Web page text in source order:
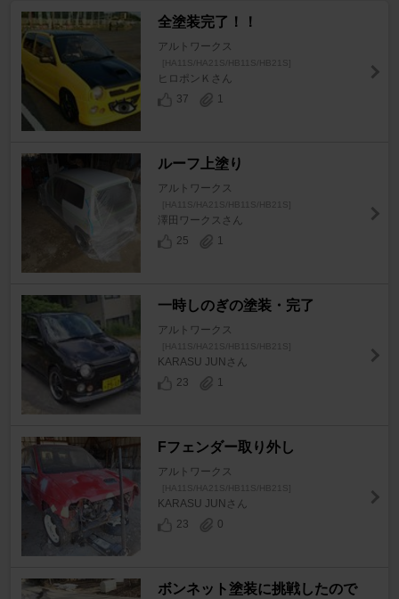
全塗装完了！！
アルトワークス
[HA11S/HA21S/HB11S/HB21S]
ヒロポンＫさん
37
1
ルーフ上塗り
アルトワークス
[HA11S/HA21S/HB11S/HB21S]
澤田ワークスさん
25
1
一時しのぎの塗装・完了
アルトワークス
[HA11S/HA21S/HB11S/HB21S]
KARASU JUNさん
23
1
Fフェンダー取り外し
アルトワークス
[HA11S/HA21S/HB11S/HB21S]
KARASU JUNさん
23
0
ボンネット塗装に挑戦したので